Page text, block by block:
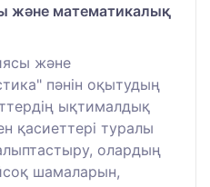
және математикалық
және
пәнін оқытудың
ықтималдық
қасиеттері туралы
олардың
шамаларын,